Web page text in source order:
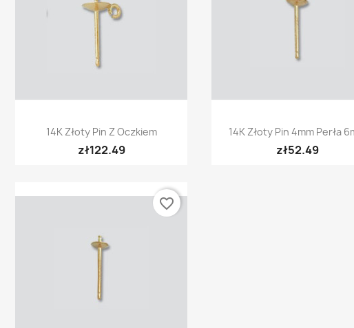
Quick view
14K Złoty Pin Z Oczkiem
zł122.49
Quick view
14K Złoty Pin 4mm Perła
zł52.49
favorite_border